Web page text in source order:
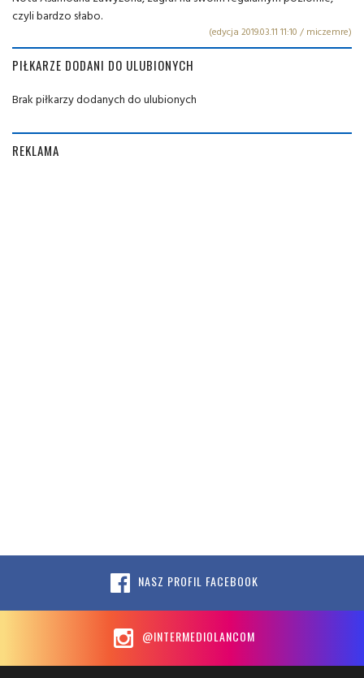
czyli bardzo słabo.
(edycja 2019.03.11 11:10 / miczemre)
PIŁKARZE DODANI DO ULUBIONYCH
Brak piłkarzy dodanych do ulubionych
REKLAMA
NASZ PROFIL FACEBOOK
@INTERMEDIOLANCOM